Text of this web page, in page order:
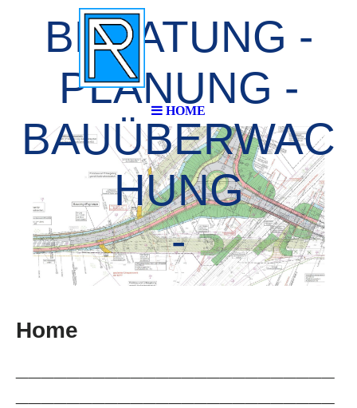
HOME
BERATUNG -
PLANUNG -
BAUÜBERWAC
HUNG
-
Home